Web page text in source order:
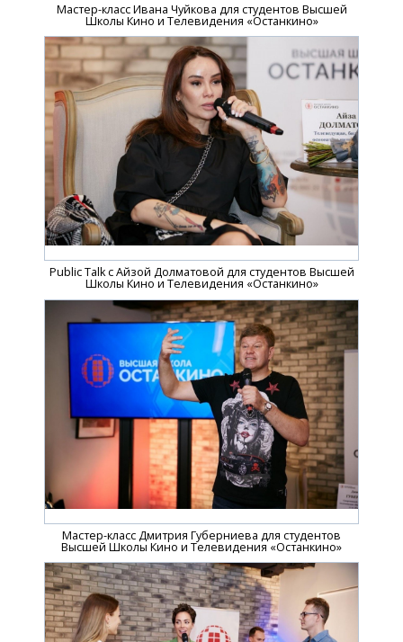
Мастер-класс Ивана Чуйкова для студентов Высшей
Школы Кино и Телевидения «Останкино»
Public Talk с Айзой Долматовой для студентов Высшей
Школы Кино и Телевидения «Останкино»
Мастер-класс Дмитрия Губерниева для студентов
Высшей Школы Кино и Телевидения «Останкино»